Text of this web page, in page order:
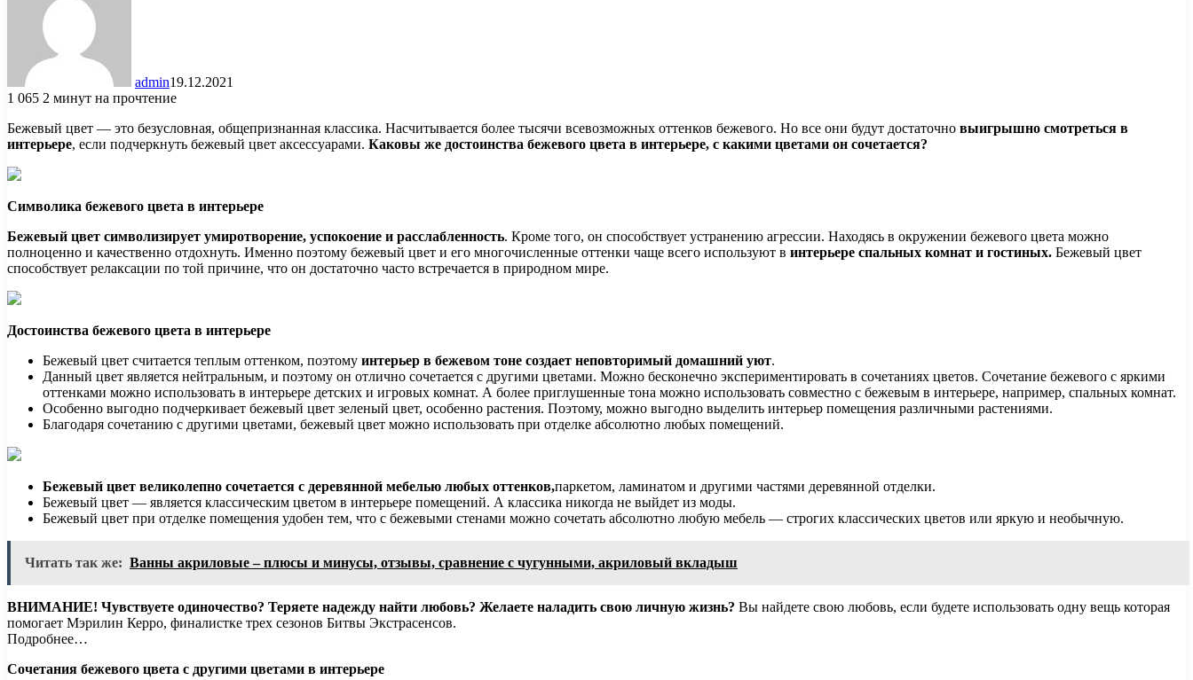
admin19.12.2021
1 065 2 минут на прочтение
Бежевый цвет — это безусловная, общепризнанная классика. Насчитывается более тысячи всевозможных оттенков бежевого. Но все они будут достаточно выигрышно смотреться в
интерьере, если подчеркнуть бежевый цвет аксессуарами. Каковы же достоинства бежевого цвета в интерьере, с какими цветами он сочетается?
Символика бежевого цвета в интерьере
Бежевый цвет символизирует умиротворение, успокоение и расслабленность. Кроме того, он способствует устранению агрессии. Находясь в окружении бежевого цвета можно
полноценно и качественно отдохнуть. Именно поэтому бежевый цвет и его многочисленные оттенки чаще всего используют в интерьере спальных комнат и гостиных. Бежевый цвет
способствует релаксации по той причине, что он достаточно часто встречается в природном мире.
Достоинства бежевого цвета в интерьере
Бежевый цвет считается теплым оттенком, поэтому интерьер в бежевом тоне создает неповторимый домашний уют.
Данный цвет является нейтральным, и поэтому он отлично сочетается с другими цветами. Можно бесконечно экспериментировать в сочетаниях цветов. Сочетание бежевого с яркими
оттенками можно использовать в интерьере детских и игровых комнат. А более приглушенные тона можно использовать совместно с бежевым в интерьере, например, спальных комнат.
Особенно выгодно подчеркивает бежевый цвет зеленый цвет, особенно растения. Поэтому, можно выгодно выделить интерьер помещения различными растениями.
Благодаря сочетанию с другими цветами, бежевый цвет можно использовать при отделке абсолютно любых помещений.
Бежевый цвет великолепно сочетается с деревянной мебелью любых оттенков,паркетом, ламинатом и другими частями деревянной отделки.
Бежевый цвет — является классическим цветом в интерьере помещений. А классика никогда не выйдет из моды.
Бежевый цвет при отделке помещения удобен тем, что с бежевыми стенами можно сочетать абсолютно любую мебель — строгих классических цветов или яркую и необычную.
Читать так же: Ванны акриловые – плюсы и минусы, отзывы, сравнение с чугунными, акриловый вкладыш
ВНИМАНИЕ! Чувствуете одиночество? Теряете надежду найти любовь? Желаете наладить свою личную жизнь? Вы найдете свою любовь, если будете использовать одну вещь которая
помогает Мэрилин Керро, финалистке трех сезонов Битвы Экстрасенсов.
Подробнее…
Сочетания бежевого цвета с другими цветами в интерьере